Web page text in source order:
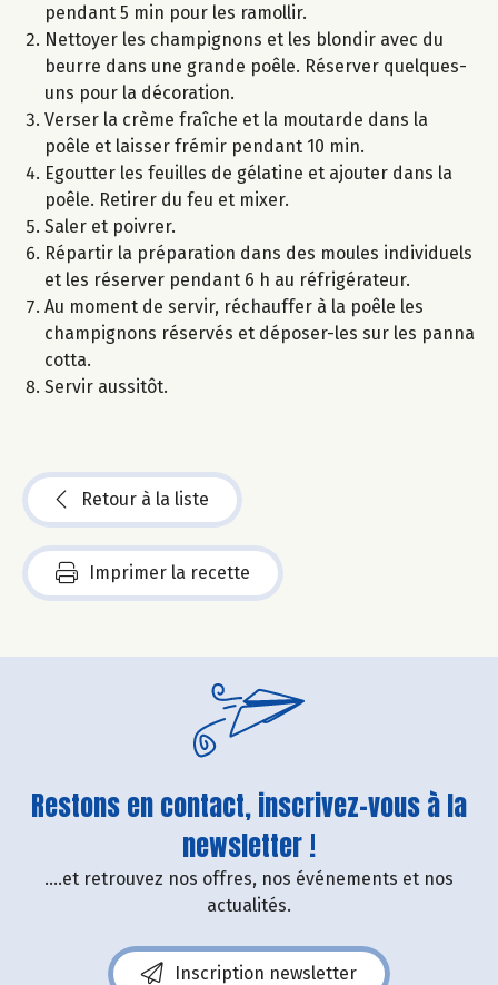
pendant 5 min pour les ramollir.
Nettoyer les champignons et les blondir avec du
beurre dans une grande poêle. Réserver quelques-
uns pour la décoration.
Verser la crème fraîche et la moutarde dans la
poêle et laisser frémir pendant 10 min.
Egoutter les feuilles de gélatine et ajouter dans la
poêle. Retirer du feu et mixer.
Saler et poivrer.
Répartir la préparation dans des moules individuels
et les réserver pendant 6 h au réfrigérateur.
Au moment de servir, réchauffer à la poêle les
champignons réservés et déposer-les sur les panna
cotta.
Servir aussitôt.
Retour à la liste
Imprimer la recette
Restons en contact, inscrivez-vous à la
newsletter !
....et retrouvez nos offres, nos événements et nos
actualités.
Inscription newsletter